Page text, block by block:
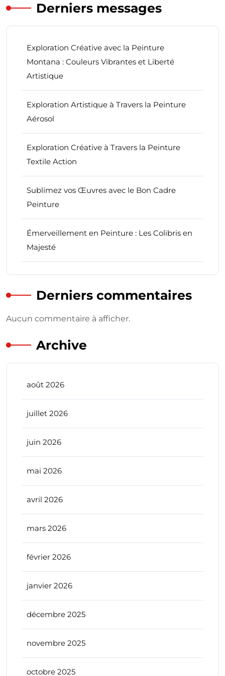
Derniers messages
Exploration Créative avec la Peinture
Montana : Couleurs Vibrantes et Liberté
Artistique
Exploration Artistique à Travers la Peinture
Aérosol
Exploration Créative à Travers la Peinture
Textile Action
Sublimez vos Œuvres avec le Bon Cadre
Peinture
Émerveillement en Peinture : Les Colibris en
Majesté
Derniers commentaires
Aucun commentaire à afficher.
Archive
août 2026
juillet 2026
juin 2026
mai 2026
avril 2026
mars 2026
février 2026
janvier 2026
décembre 2025
novembre 2025
octobre 2025